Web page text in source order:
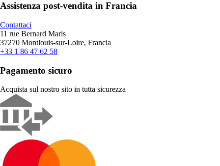
Assistenza post-vendita in Francia
Contattaci
11 rue Bernard Maris
37270 Montlouis-sur-Loire, Francia
+33 1 86 47 62 58
Pagamento sicuro
Acquista sul nostro sito in tutta sicurezza